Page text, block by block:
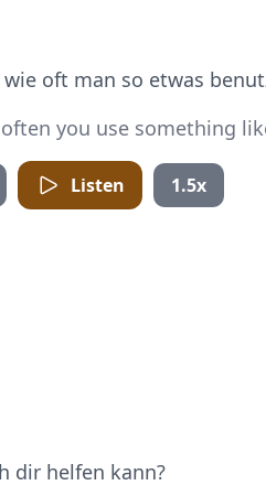
oft man so etwas
you use something
Listen 1.5x
dir helfen kann?